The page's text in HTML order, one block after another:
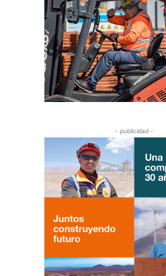
- publicidad -